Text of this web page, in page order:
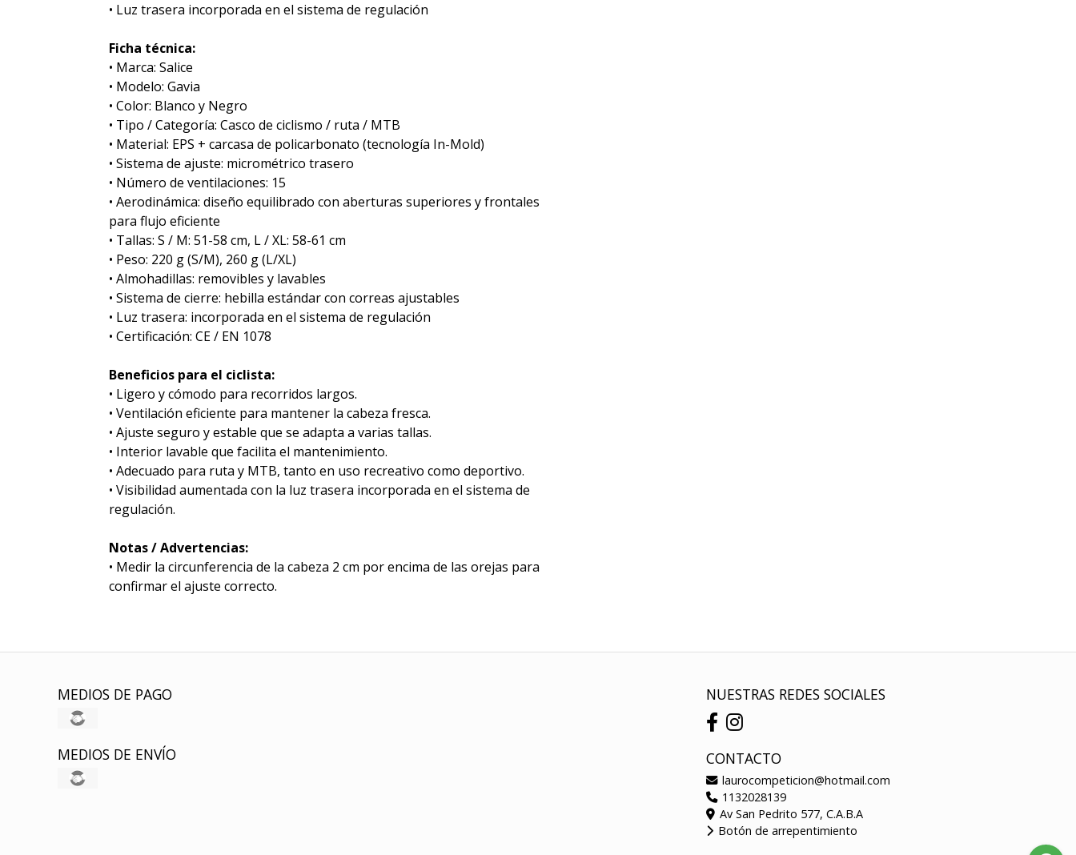
• Luz trasera incorporada en el sistema de regulación
Ficha técnica:
• Marca: Salice
• Modelo: Gavia
• Color: Blanco y Negro
• Tipo / Categoría: Casco de ciclismo / ruta / MTB
• Material: EPS + carcasa de policarbonato (tecnología In-Mold)
• Sistema de ajuste: micrométrico trasero
• Número de ventilaciones: 15
• Aerodinámica: diseño equilibrado con aberturas superiores y frontales
para flujo eficiente
• Tallas: S / M: 51-58 cm, L / XL: 58-61 cm
• Peso: 220 g (S/M), 260 g (L/XL)
• Almohadillas: removibles y lavables
• Sistema de cierre: hebilla estándar con correas ajustables
• Luz trasera: incorporada en el sistema de regulación
• Certificación: CE / EN 1078
Beneficios para el ciclista:
• Ligero y cómodo para recorridos largos.
• Ventilación eficiente para mantener la cabeza fresca.
• Ajuste seguro y estable que se adapta a varias tallas.
• Interior lavable que facilita el mantenimiento.
• Adecuado para ruta y MTB, tanto en uso recreativo como deportivo.
• Visibilidad aumentada con la luz trasera incorporada en el sistema de
regulación.
Notas / Advertencias:
• Medir la circunferencia de la cabeza 2 cm por encima de las orejas para
confirmar el ajuste correcto.
MEDIOS DE PAGO
MEDIOS DE ENVÍO
NUESTRAS REDES SOCIALES
CONTACTO
laurocompeticion@hotmail.com
1132028139
Av San Pedrito 577, C.A.B.A
Botón de arrepentimiento